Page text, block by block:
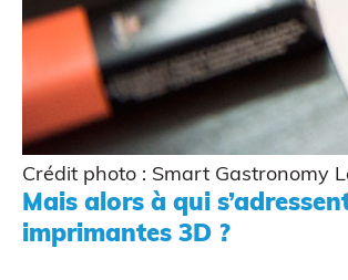
Figurine bobble head
Crédit photo : Smart Gastronomy
Mais alors à qui
imprimantes 3D ?